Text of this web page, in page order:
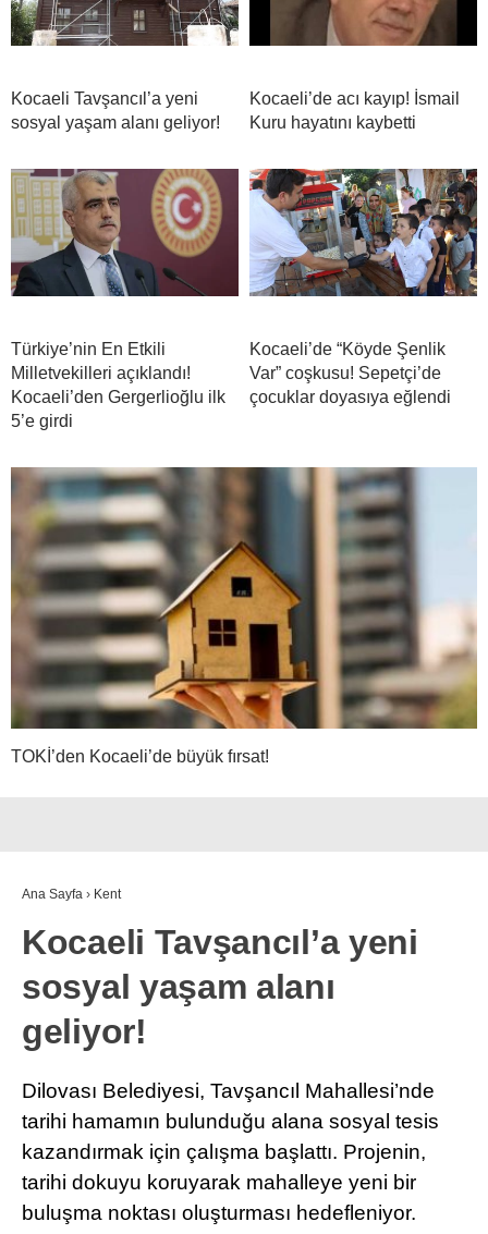
Kocaeli Tavşancıl’a yeni
sosyal yaşam alanı geliyor!
Kocaeli’de acı kayıp! İsmail
Kuru hayatını kaybetti
Türkiye’nin En Etkili
Milletvekilleri açıklandı!
Kocaeli’den Gergerlioğlu ilk
5’e girdi
Kocaeli’de “Köyde Şenlik
Var” coşkusu! Sepetçi’de
çocuklar doyasıya eğlendi
TOKİ’den Kocaeli’de büyük fırsat!
Ana Sayfa › Kent
Kocaeli Tavşancıl’a yeni
sosyal yaşam alanı
geliyor!
Dilovası Belediyesi, Tavşancıl Mahallesi’nde
tarihi hamamın bulunduğu alana sosyal tesis
kazandırmak için çalışma başlattı. Projenin,
tarihi dokuyu koruyarak mahalleye yeni bir
buluşma noktası oluşturması hedefleniyor.